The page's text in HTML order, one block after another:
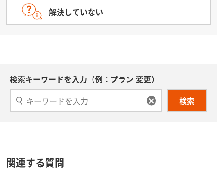
解決していない
検索キーワードを入力（例：プラン 変更）
検索
関連する質問